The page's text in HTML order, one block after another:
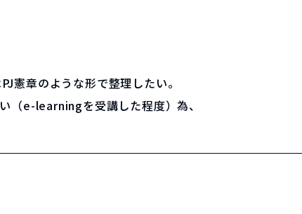
憲章のような形で整理したい。
（e-learningを受講した程度）為、